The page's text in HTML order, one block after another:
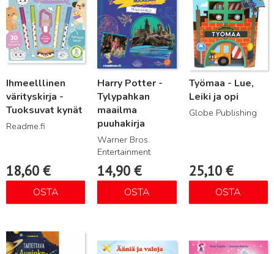
Ihmeelllinen
värityskirja -
Tuoksuvat kynät
Readme.fi
18,60 €
OSTA
Harry Potter -
Tylypahkan
maailma
puuhakirja
Warner Bros.
Entertainment
14,90€
OSTA
Työmaa - Lue,
Leiki ja opi
Globe Publishing
25,10 €
OSTA
Lue lisää